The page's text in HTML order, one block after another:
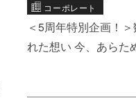
コーポレート
＜5周年特別企画！
れた想い 今、あらた